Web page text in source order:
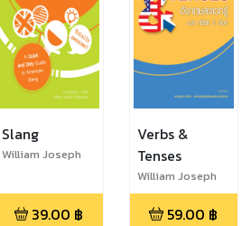
Slang
William Joseph
39.00 ฿
Verbs &
Tenses
William Joseph
Klinkenberg
59.00 ฿